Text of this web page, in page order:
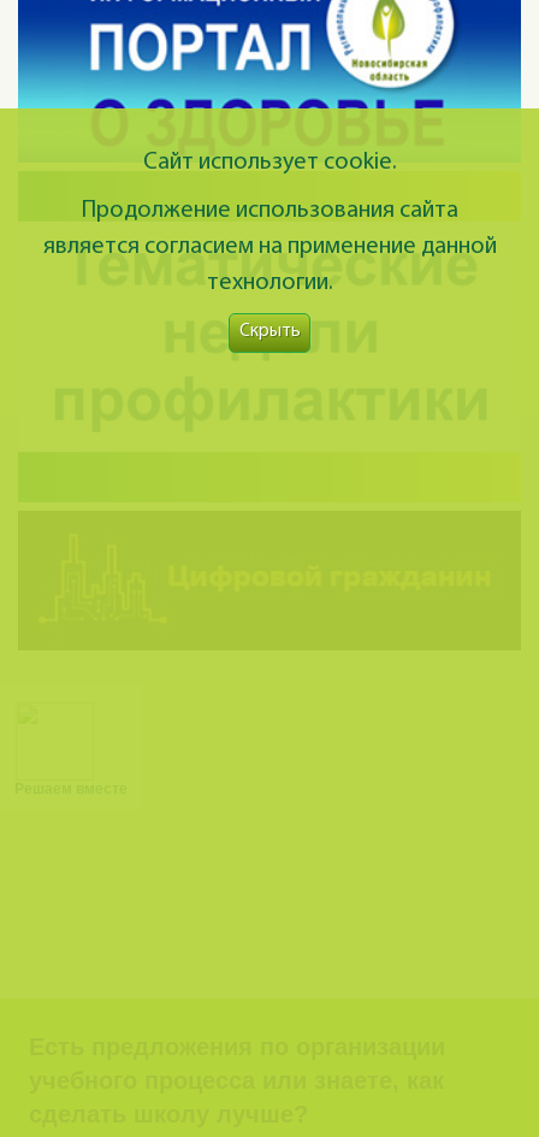
Сайт использует cookie.
Продолжение использования сайта
является согласием на применение данной
технологии.
Скрыть